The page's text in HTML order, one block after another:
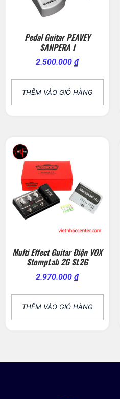
Pedal Guitar PEAVEY
SANPERA I
2.500.000 ₫
THÊM VÀO GIỎ HÀNG
Multi Effect Guitar Điện VOX
StompLab 2G SL2G
2.970.000 ₫
THÊM VÀO GIỎ HÀNG